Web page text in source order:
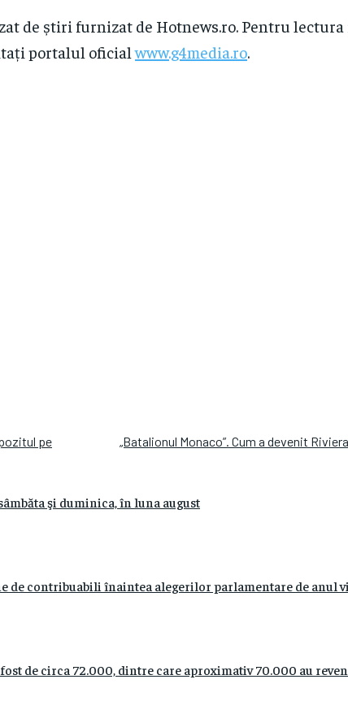
de știri furnizat de Hotnews.ro. Pentru
portalul oficialwww.g4media.ro.
pe
„Batalionul Monaco”. Cum a devenit
şi duminica, în luna august
de contribuabili înaintea alegerilor parlamentare de anul
de circa 72.000, dintre care aproximativ 70.000 au